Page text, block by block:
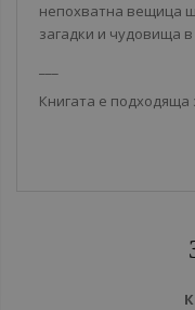
непохватна вещица
загадки и чудовища
Книгата е подходяща